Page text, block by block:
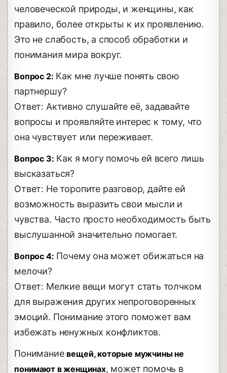
человеческой природы, и женщины, как
правило, более открыты к их проявлению.
Это не слабость, а способ обработки и
понимания мира вокруг.
Вопрос 2: Как мне лучше понять свою
партнершу?
Ответ: Активно слушайте её, задавайте
вопросы и проявляйте интерес к тому, что
она чувствует или переживает.
Вопрос 3: Как я могу помочь ей всего лишь
высказаться?
Ответ: Не торопите разговор, дайте ей
возможность выразить свои мысли и
чувства. Часто просто необходимость быть
выслушанной значительно помогает.
Вопрос 4: Почему она может обижаться на
мелочи?
Ответ: Мелкие вещи могут стать толчком
для выражения других непроговоренных
эмоций. Понимание этого поможет вам
избежать ненужных конфликтов.
Понимание вещей, которые мужчины не
понимают в женщинах, может помочь в